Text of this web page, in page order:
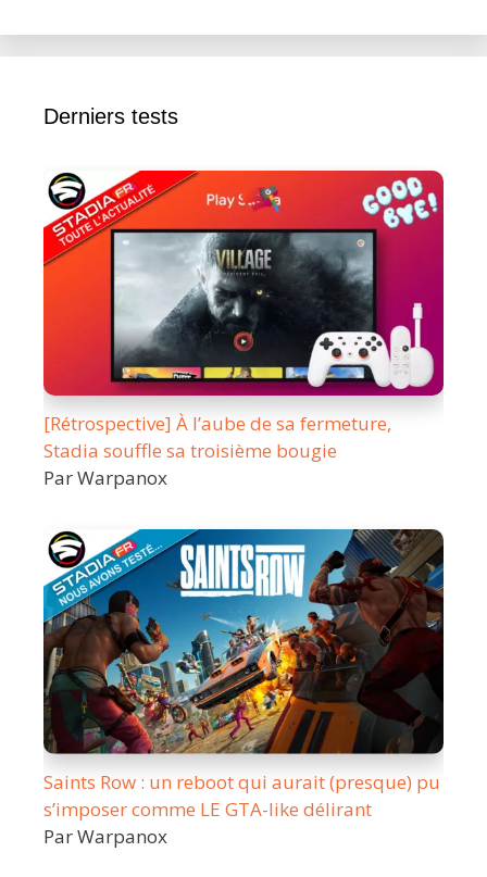
Derniers tests
[Rétrospective] À l’aube de sa fermeture,
Stadia souffle sa troisième bougie
Par Warpanox
Saints Row : un reboot qui aurait (presque) pu
s’imposer comme LE GTA-like délirant
Par Warpanox